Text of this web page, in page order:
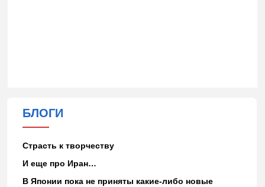
БЛОГИ
Страсть к творчеству
И еще про Иран…
В Японии пока не приняты какие-либо новые